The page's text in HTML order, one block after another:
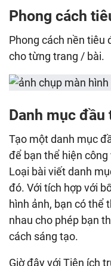
Phong cách
Phong cách nền tiêu
cho từng trang / bài.
Danh mục đầu
Tạo một danh mục
để bạn thể hiện
Loại bài viết danh
đó. Với tích hợp với
hình ảnh, bạn có thể
nhau cho phép bạn
cách sáng tạo.
Giờ đây với Tiện ích